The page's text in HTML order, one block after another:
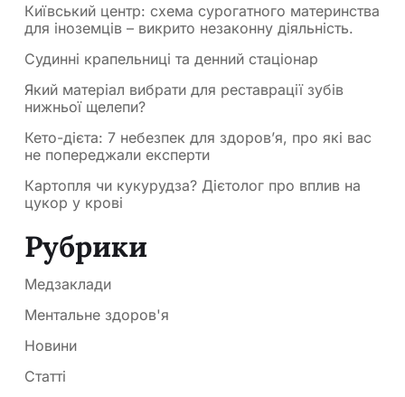
Київський центр: схема сурогатного материнства
для іноземців – викрито незаконну діяльність.
Судинні крапельниці та денний стаціонар
Який матеріал вибрати для реставрації зубів
нижньої щелепи?
Кето-дієта: 7 небезпек для здоров’я, про які вас
не попереджали експерти
Картопля чи кукурудза? Дієтолог про вплив на
цукор у крові
Рубрики
Медзаклади
Ментальне здоров'я
Новини
Статті